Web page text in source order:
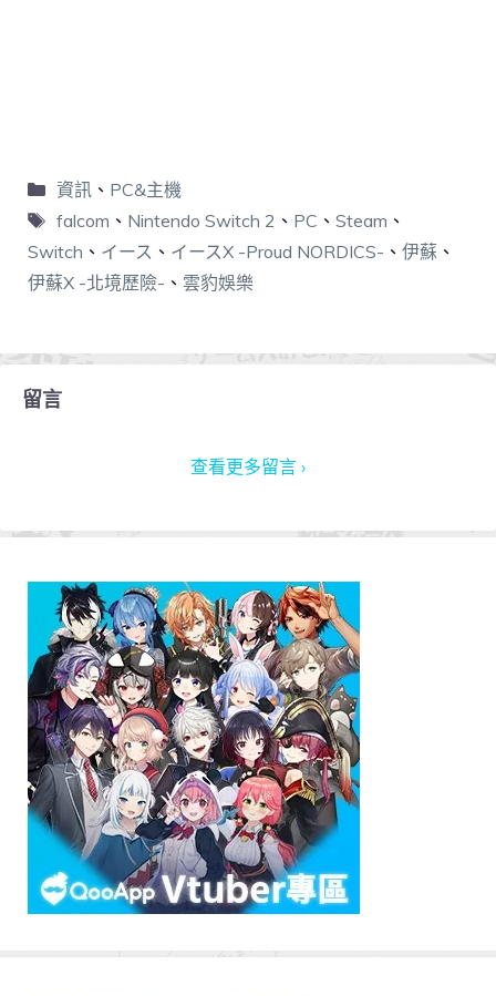
資訊、 PC&主機
falcom 、 Nintendo Switch 2 、 PC 、 Steam 、
Switch 、 イース 、 イースX -Proud NORDICS- 、 伊蘇 、
伊蘇X -北境歷險- 、 雲豹娛樂
留言
查看更多留言 ›